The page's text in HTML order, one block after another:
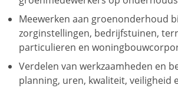
Meewerken aan groenonderhoud
zorginstellingen, bedrijfstuinen,
particulieren en
Verdelen van werkzaamheden en
planning, uren, kwaliteit, veiligheid